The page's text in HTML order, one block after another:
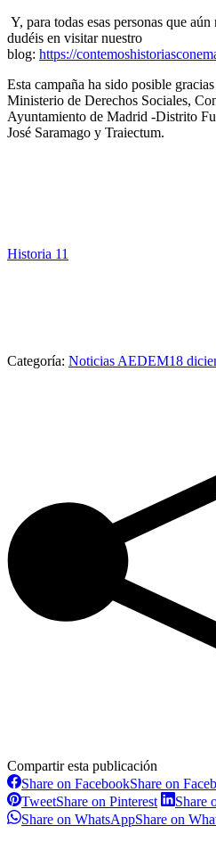
Y, para todas esas personas que
dudéis en visitar nuestro
blog: https://
Esta campaña ha sido posible
Ministerio de Derechos Sociales,
Ayuntamiento de Madrid -Distrito
José Saramago y Traiectum.
Historia 11
Categoría: Noticias AEDEM18
Compartir esta publicación
Share on FacebookShare on
TweetShare on Pinterest Share
Share on WhatsAppShare on